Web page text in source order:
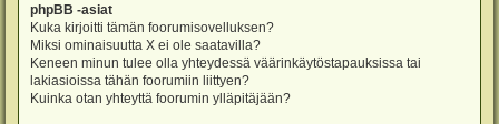
phpBB -asiat
Kuka kirjoitti tämän foorumisovelluksen?
Miksi ominaisuutta X ei ole saatavilla?
Keneen minun tulee olla yhteydessä väärinkäytöstapauksissa tai
lakiasioissa tähän foorumiin liittyen?
Kuinka otan yhteyttä foorumin ylläpitäjään?